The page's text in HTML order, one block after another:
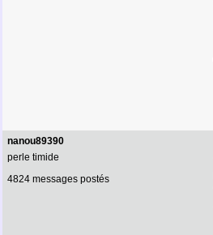
nanou89390
perle timide
4824 messages postés